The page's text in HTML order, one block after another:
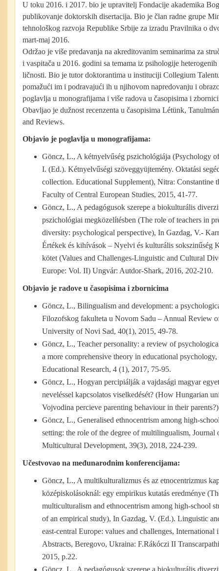
U toku 2016. i 2017. bio je upravitelj Fondacije akademika
publikovanje doktorskih disertacija. Bio je član radne grupe
tehnološkog razvoja Republike Srbije za izradu Pravilnika o
mart-maj 2016.
Održao je više predavanja na akreditovanim seminarima za
i vaspitača u 2016. godini sa temama iz psihologije
ličnosti. Bio je tutor doktorantima u instituciji Collegium
pomažući im i podravajući ih u njihovom napredovanju i
poglavlja u monografijama i više radova u časopisima i
Obavljao je dužnost recenzenta u časopisima Létünk,
and Reviews.
Objavio je poglavlja u monografijama:
Göncz, L., A kétnyelvűség pszichológiája (Psychology
I. (Ed.). Kétnyelvűségi szöveggyüjtemény. Oktatási
collection. Educational Supplement), Nitra: Constantine
Faculty of Central European Studies, 2015, 41-77.
Göncz, L., A pedagógusok szerepe a biokulturális
pszichológiai megközelítésben (The role of teachers in
diversity: psychological perspective), In Gazdag, V.-
Értékek és kihívások – Nyelvi és kulturális sokszinűség
kötet (Values and Challenges-Linguistic and Cultural
Europe: Vol. II) Ungvár: Autdor-Shark, 2016, 202-210.
Objavio je radove u časopisima i zbornicima
Göncz, L., Bilingualism and development: a
Filozofskog fakulteta u Novom Sadu – Annual Review
University of Novi Sad, 40(1), 2015, 49-78.
Göncz, L., Teacher personality: a review of
a more comprehensive theory in educational
Educational Research, 4 (1), 2017, 75-95.
Göncz, L., Hogyan percipiálják a vajdasági magyar
neveléssel kapcsolatos viselkedését? (How Hungarian
Vojvodina percieve parenting behaviour in their
Göncz, L., Generalised ethnocentrism among high-
setting: the role of the degree of multilingualism,
Multicultural Development, 39(3), 2018, 224-239.
Učestvovao na međunarodnim konferencijama:
Göncz, L., A multikulturalizmus és az etnocentrizmus
középiskolásoknál: egy empirikus kutatás eredménye
multiculturalism and ethnocentrism among high-school
of an empirical study), In Gazdag, V. (Ed.). Linguistic
east-central Europe: values and challenges,
Abstracts, Beregovo, Ukraina: F.Rákóczi II
2015, p.22.
Göncz, L., A pedagógusok szerepe a biokulturális